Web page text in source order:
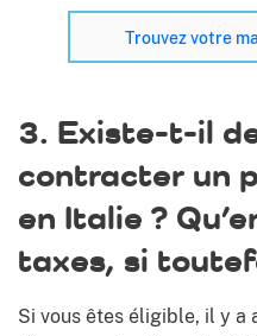
Trouvez votre
3. Existe-t-il
contracter un
en Italie ?
taxes, si
Si vous êtes éligible, il y a